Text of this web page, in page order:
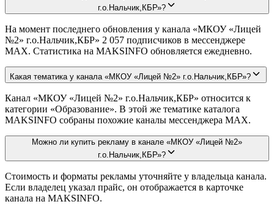
г.о.Нальчик,КБР»?
На момент последнего обновления у канала «МКОУ «Лицей
№2» г.о.Нальчик,КБР» 2 057 подписчиков в мессенджере
MAX. Статистика на MAKSINFO обновляется ежедневно.
Какая тематика у канала «МКОУ «Лицей №2» г.о.Нальчик,КБР»?
Канал «МКОУ «Лицей №2» г.о.Нальчик,КБР» относится к
категории «Образование». В этой же тематике каталога
MAKSINFO собраны похожие каналы мессенджера MAX.
Можно ли купить рекламу в канале «МКОУ «Лицей №2»
г.о.Нальчик,КБР»?
Стоимость и форматы рекламы уточняйте у владельца канала.
Если владелец указал прайс, он отображается в карточке
канала на MAKSINFO.